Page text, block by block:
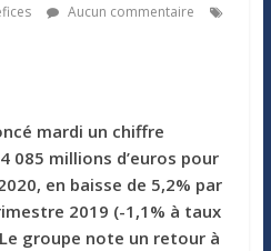
Aucun commentaire
mardi un chiffre
085 millions d’euros pour
en baisse de 5,2% par
2019 (-1,1% à taux
groupe note un retour à